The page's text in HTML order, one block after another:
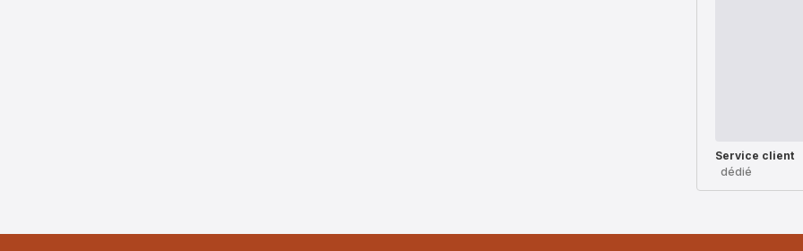
Service client
dédié